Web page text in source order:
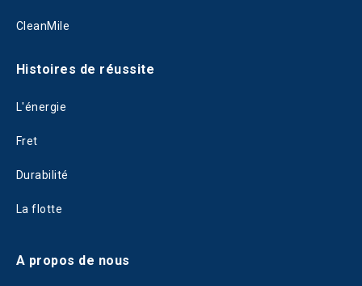
CleanMile
Histoires de réussite
L'énergie
Fret
Durabilité
La flotte
A propos de nous